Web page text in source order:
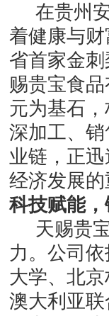
在贵州
着健康与
省首家金
赐贵宝食
元为基石，
深加工、
业链，正
经济发展的
科技赋能
天赐贵
力。公司
大学、北
澳大利亚